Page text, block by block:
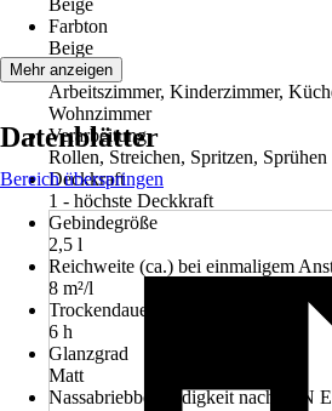
Beige
Farbton
Beige
Räume
Arbeitszimmer, Kinderzimmer,
Wohnzimmer
Verarbeitung
Rollen, Streichen, Spritzen, Sprühen
Deckkraft
1 - höchste Deckkraft
Gebindegröße
2,5 l
Reichweite (ca.) bei einmaligem
8 m²/l
Trockendauer ca.
6 h
Glanzgrad
Matt
Nassabriebbeständigkeit nach DIN
Mehr anzeigen
Datenblätter
Bereich überspringen